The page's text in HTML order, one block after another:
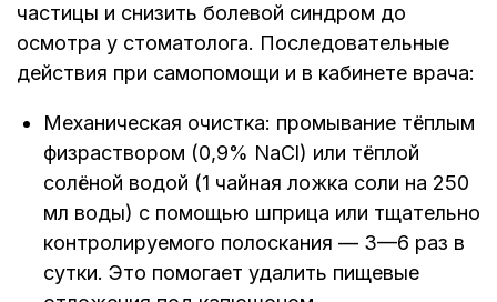
частицы и снизить болевой синдром до
осмотра у стоматолога. Последовательные
действия при самопомощи и в кабинете врача:
Механическая очистка: промывание тёплым
физраствором (0,9% NaCl) или тёплой
солёной водой (1 чайная ложка соли на 250
мл воды) с помощью шприца или тщательно
контролируемого полоскания — 3—6 раз в
сутки. Это помогает удалить пищевые